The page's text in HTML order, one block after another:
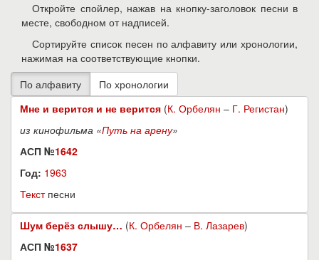
Откройте спойлер, нажав на кнопку-заголовок песни в
месте, свободном от надписей.
Сортируйте список песен по алфавиту или хронологии,
нажимая на соответствующие кнопки.
Мне и верится и не верится (К. Орбелян – Г. Регистан)
из кинофильма «Путь на арену»
АСП №1642
Год: 1963
Текстпесни
Шум берёз слышу… (К. Орбелян – В. Лазарев)
АСП №1637